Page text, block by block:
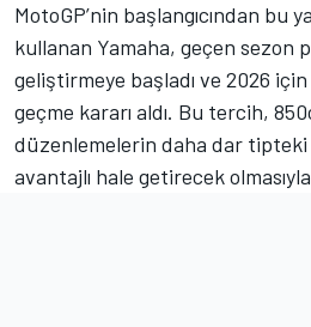
MotoGP’nin başlangıcından bu
kullanan Yamaha, geçen sezon
geliştirmeye başladı ve 2026
geçme kararı aldı. Bu tercih,
düzenlemelerin daha dar tipteki
avantajlı hale getirecek